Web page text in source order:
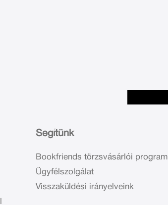
Segítünk
Bookfriends törzsvásárlói program
Ügyfélszolgálat
Visszaküldési irányelveink